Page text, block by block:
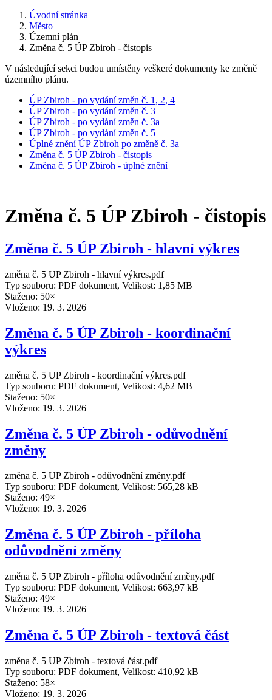
Úvodní stránka
Město
Územní plán
Změna č. 5 ÚP Zbiroh - čistopis
V následující sekci budou umístěny veškeré dokumenty ke změně
územního plánu.
ÚP Zbiroh - po vydání změn č. 1, 2, 4
ÚP Zbiroh - po vydání změn č. 3
ÚP Zbiroh - po vydání změn č. 3a
ÚP Zbiroh - po vydání změn č. 5
Úplné znění ÚP Zbiroh po změně č. 3a
Změna č. 5 ÚP Zbiroh - čistopis
Změna č. 5 ÚP Zbiroh - úplné znění
Změna č. 5 ÚP Zbiroh - čistopis
Změna č. 5 ÚP Zbiroh - hlavní výkres
změna č. 5 UP Zbiroh - hlavní výkres.pdf
Typ souboru: PDF dokument, Velikost: 1,85 MB
Staženo: 50×
Vloženo: 19. 3. 2026
Změna č. 5 ÚP Zbiroh - koordinační
výkres
změna č. 5 UP Zbiroh - koordinační výkres.pdf
Typ souboru: PDF dokument, Velikost: 4,62 MB
Staženo: 50×
Vloženo: 19. 3. 2026
Změna č. 5 ÚP Zbiroh - odůvodnění
změny
změna č. 5 UP Zbiroh - odůvodnění změny.pdf
Typ souboru: PDF dokument, Velikost: 565,28 kB
Staženo: 49×
Vloženo: 19. 3. 2026
Změna č. 5 ÚP Zbiroh - příloha
odůvodnění změny
změna č. 5 UP Zbiroh - příloha odůvodnění změny.pdf
Typ souboru: PDF dokument, Velikost: 663,97 kB
Staženo: 49×
Vloženo: 19. 3. 2026
Změna č. 5 ÚP Zbiroh - textová část
změna č. 5 UP Zbiroh - textová část.pdf
Typ souboru: PDF dokument, Velikost: 410,92 kB
Staženo: 58×
Vloženo: 19. 3. 2026